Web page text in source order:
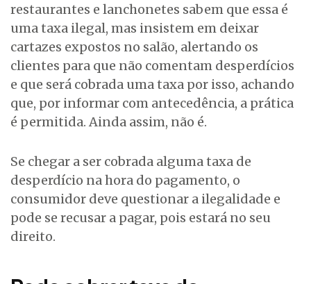
restaurantes e lanchonetes sabem que essa é
uma taxa ilegal, mas insistem em deixar
cartazes expostos no salão, alertando os
clientes para que não comentam desperdícios
e que será cobrada uma taxa por isso, achando
que, por informar com antecedência, a prática
é permitida. Ainda assim, não é.
Se chegar a ser cobrada alguma taxa de
desperdício na hora do pagamento, o
consumidor deve questionar a ilegalidade e
pode se recusar a pagar, pois estará no seu
direito.